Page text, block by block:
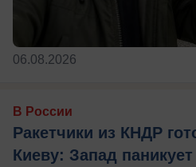
06.08.2026
В России
Ракетчики из КНДР
Киеву: Запад